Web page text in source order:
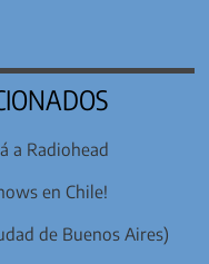
a Radiohead
en Chile!
de Buenos Aires)